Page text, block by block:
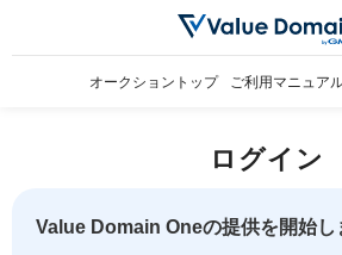
オークショントップ ご利用マニュア
ログイン
Value Domain Oneの提供を開始し